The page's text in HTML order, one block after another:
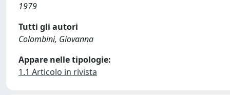
1979
Tutti gli autori
Colombini, Giovanna
Appare nelle tipologie:
1.1 Articolo in rivista